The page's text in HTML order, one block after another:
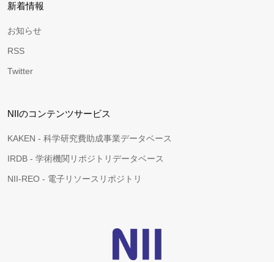
新着情報
お知らせ
RSS
Twitter
NIIのコンテンツサービス
KAKEN - 科学研究費助成事業データベース
IRDB - 学術機関リポジトリデータベース
NII-REO - 電子リソースリポジトリ